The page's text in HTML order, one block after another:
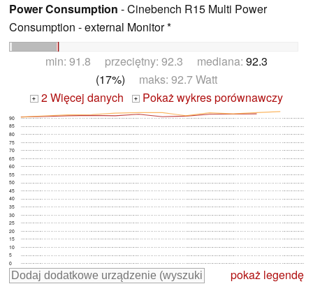
Power Consumption - Cinebench R15 Multi Power
Consumption - external Monitor *
min: 91.8 przeciętny: 92.3 mediana: 92.3
(17%) maks: 92.7 Watt
+ 2 Więcej danych + Pokaż wykres porównawczy
0
5
10
15
20
25
30
35
40
45
50
55
60
65
70
75
80
85
90
pokaż legendę